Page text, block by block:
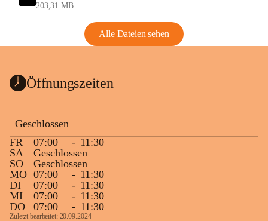
203,31 MB
Alle Dateien sehen
Öffnungszeiten
Geschlossen
FR
07:00 - 11:30
SA
Geschlossen
SO
Geschlossen
MO 07:00 - 11:30
DI
07:00 - 11:30
MI
07:00 - 11:30
DO
07:00 - 11:30
Zuletzt bearbeitet: 20.09.2024